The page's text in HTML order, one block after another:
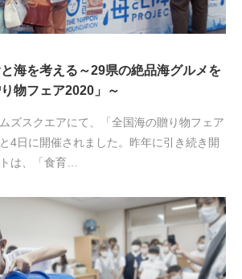
海を考える～29県の絶品海グルメを
物フェア2020」～
ズスクエアにて、「全国海の贈り物フェア
4日に開催されました。昨年に引き続き開
は、「食育…